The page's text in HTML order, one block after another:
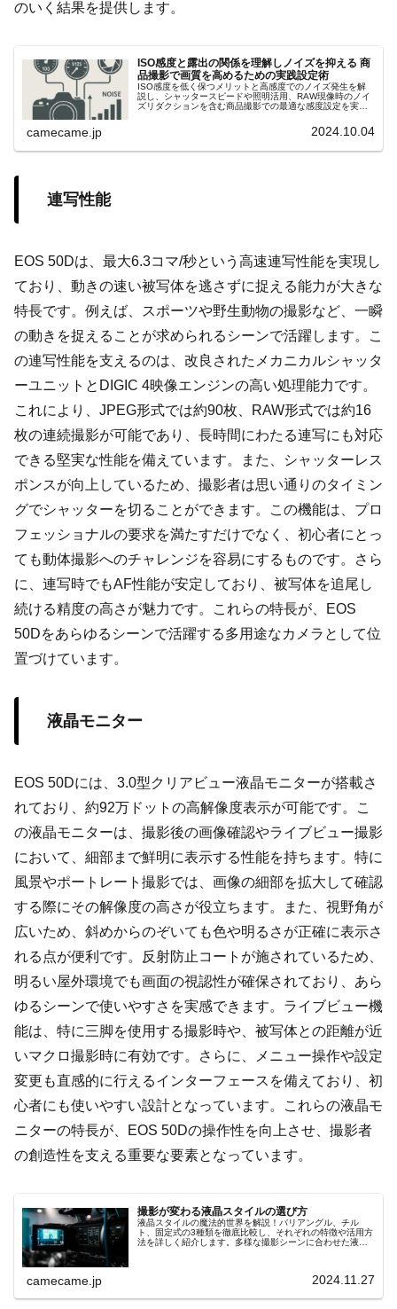
のいく結果を提供します。
ISO感度と露出の関係を理解しノイズを抑える 商
品撮影で画質を高めるための実践設定術
ISO感度を低く保つメリットと高感度でのノイズ発生を解
説し、シャッタースピードや照明活用、RAW現像時のノイ
ズリダクションを含む商品撮影での最適な感度設定を実践
camecame.jp 2024.10.04
連写性能
EOS 50Dは、最大6.3コマ/秒という高速連写性能を実現し
ており、動きの速い被写体を逃さずに捉える能力が大きな
特長です。例えば、スポーツや野生動物の撮影など、一瞬
の動きを捉えることが求められるシーンで活躍します。こ
の連写性能を支えるのは、改良されたメカニカルシャッタ
ーユニットとDIGIC 4映像エンジンの高い処理能力です。
これにより、JPEG形式では約90枚、RAW形式では約16
枚の連続撮影が可能であり、長時間にわたる連写にも対応
できる堅実な性能を備えています。また、シャッターレス
ポンスが向上しているため、撮影者は思い通りのタイミン
グでシャッターを切ることができます。この機能は、プロ
フェッショナルの要求を満たすだけでなく、初心者にとっ
ても動体撮影へのチャレンジを容易にするものです。さら
に、連写時でもAF性能が安定しており、被写体を追尾し
続ける精度の高さが魅力です。これらの特長が、EOS
50Dをあらゆるシーンで活躍する多用途なカメラとして位
置づけています。
液晶モニター
EOS 50Dには、3.0型クリアビュー液晶モニターが搭載さ
れており、約92万ドットの高解像度表示が可能です。こ
の液晶モニターは、撮影後の画像確認やライブビュー撮影
において、細部まで鮮明に表示する性能を持ちます。特に
風景やポートレート撮影では、画像の細部を拡大して確認
する際にその解像度の高さが役立ちます。また、視野角が
広いため、斜めからのぞいても色や明るさが正確に表示さ
れる点が便利です。反射防止コートが施されているため、
明るい屋外環境でも画面の視認性が確保されており、あら
ゆるシーンで使いやすさを実感できます。ライブビュー機
能は、特に三脚を使用する撮影時や、被写体との距離が近
いマクロ撮影時に有効です。さらに、メニュー操作や設定
変更も直感的に行えるインターフェースを備えており、初
心者にも使いやすい設計となっています。これらの液晶モ
ニターの特長が、EOS 50Dの操作性を向上させ、撮影者
の創造性を支える重要な要素となっています。
撮影が変わる液晶スタイルの選び方
液晶スタイルの魔法的世界を解説！バリアングル、チル
ト、固定式の3種類を徹底比較し、それぞれの特徴や活用方
法を詳しく紹介します。多様な撮影シーンに合わせた液晶
camecame.jp 2024.11.27